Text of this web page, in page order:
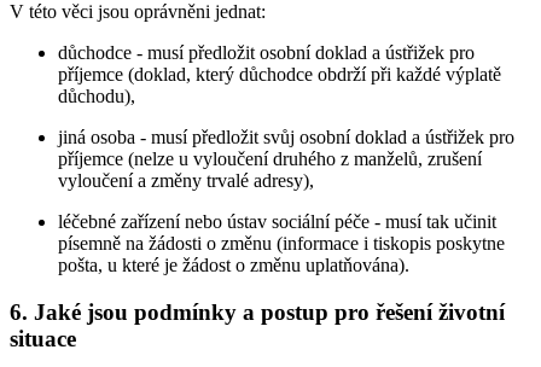
V této věci jsou oprávněni jednat:
důchodce - musí předložit osobní doklad a ústřižek pro
příjemce (doklad, který důchodce obdrží při každé výplatě
důchodu),
jiná osoba - musí předložit svůj osobní doklad a ústřižek pro
příjemce (nelze u vyloučení druhého z manželů, zrušení
vyloučení a změny trvalé adresy),
léčebné zařízení nebo ústav sociální péče - musí tak učinit
písemně na žádosti o změnu (informace i tiskopis poskytne
pošta, u které je žádost o změnu uplatňována).
6. Jaké jsou podmínky a postup pro řešení životní
situace